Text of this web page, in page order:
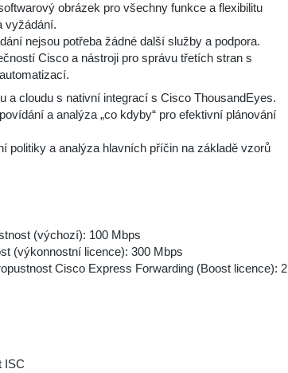
obrázek pro všechny funkce a flexibilitu
vyžádání.
nejsou potřeba žádné další služby a podpora.
Cisco a nástroji pro správu třetích stran s
a cloudu s nativní integrací s Cisco ThousandEyes.
a analýza „co kdyby“ pro efektivní plánování
politiky a analýza hlavních příčin na základě vzorů
(výchozí): 100 Mbps
(výkonnostní licence): 300 Mbps
Cisco Express Forwarding (Boost licence): 2
ISC